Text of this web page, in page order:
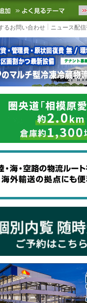
ニュースをお届けし
お気に入りに追加 よ
るお問い合わせ ニュース配信